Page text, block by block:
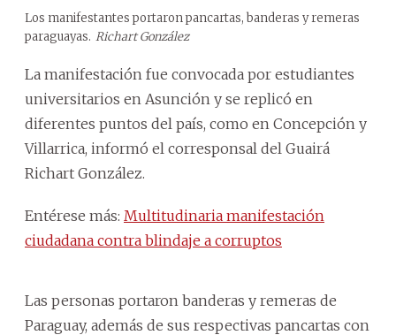
Los manifestantes portaron pancartas, banderas y remeras
paraguayas. Richart González
La manifestación fue convocada por estudiantes
universitarios en Asunción y se replicó en
diferentes puntos del país, como en Concepción y
Villarrica, informó el corresponsal del Guairá
Richart González.
Entérese más: Multitudinaria manifestación
ciudadana contra blindaje a corruptos
Las personas portaron banderas y remeras de
Paraguay, además de sus respectivas pancartas con